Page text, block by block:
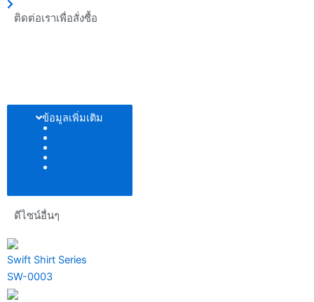
ติดต่อเราเพื่อสั่งซื้อ
ข้อมูลเพิ่มเติม
ตัวอย่างโทนสี
ดีไซน์อื่นๆ
Swift Shirt Series
SW-0003